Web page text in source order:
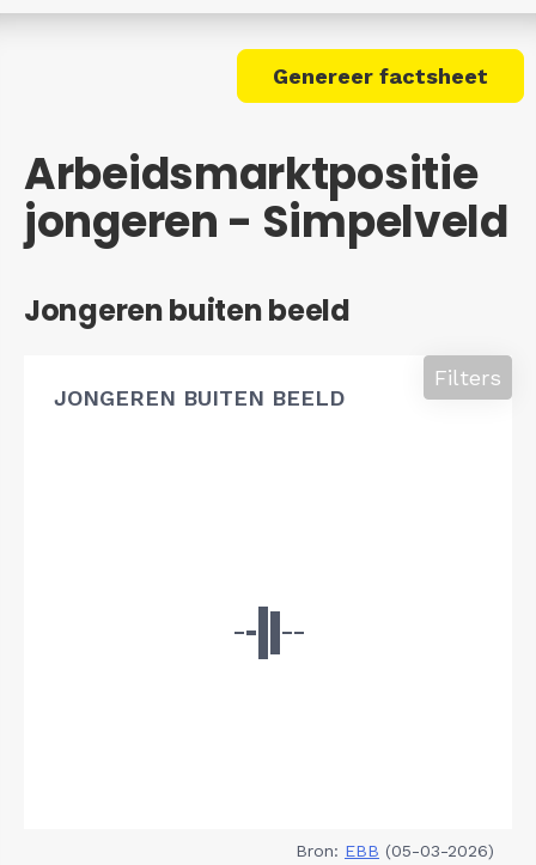
Genereer factsheet
Arbeidsmarktpositie
jongeren - Simpelveld
Jongeren buiten beeld
JONGEREN BUITEN BEELD
Filters
Bron: EBB (05-03-2026)